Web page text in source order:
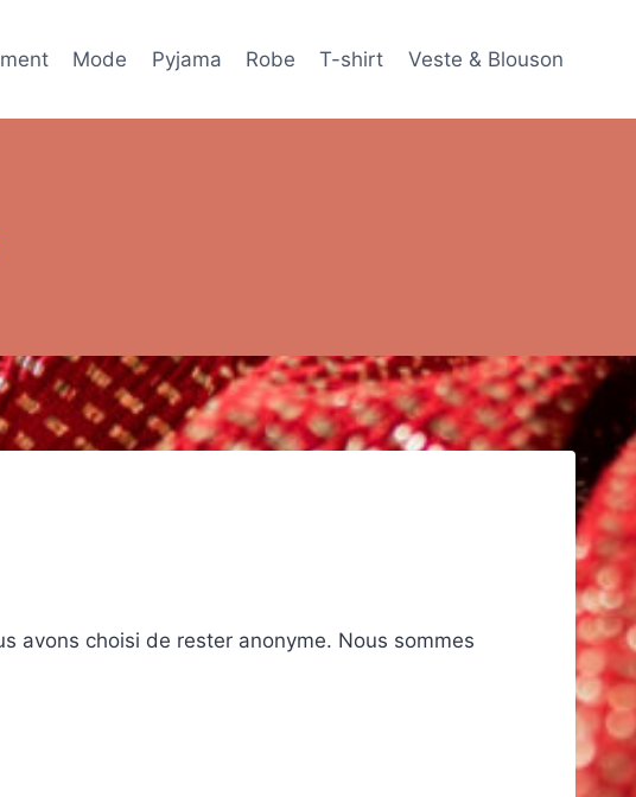
Mode Pyjama Robe T-shirt Veste & Blouson
avons choisi de rester anonyme. Nous sommes